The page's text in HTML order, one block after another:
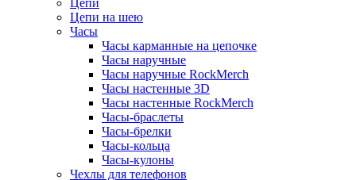
Цепи
Цепи на шею
Часы
Часы карманные на цепочке
Часы наручные
Часы наручные RockMerch
Часы настенные 3D
Часы настенные RockMerch
Часы-браслеты
Часы-брелки
Часы-кольца
Часы-кулоны
Чехлы для телефонов